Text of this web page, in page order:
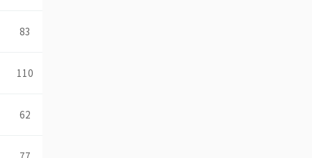
83
110
62